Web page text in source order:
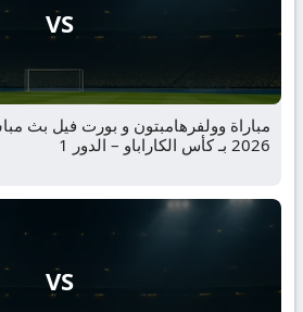
VS
2026 بـ كأس الكاراباو – الدور 1
VS